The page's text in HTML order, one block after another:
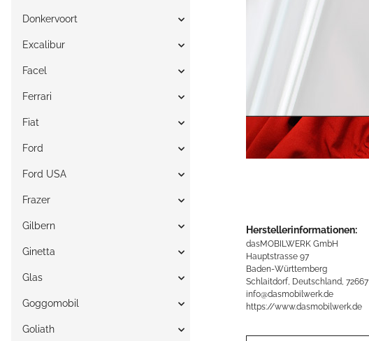
Herstellerinformationen:
dasMOBILWERK GmbH
Hauptstrasse 97
Baden-Württemberg
Schlaitdorf, Deutschland, 72667
info@dasmobilwerk.de
https://www.dasmobilwerk.de
Donkervoort
Excalibur
Facel
Ferrari
Fiat
Ford
Ford USA
Frazer
Gilbern
Ginetta
Glas
Goggomobil
Goliath